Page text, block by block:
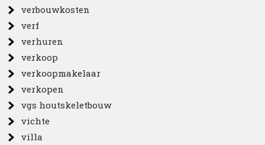
verbouwkosten
verf
verhuren
verkoop
verkoopmakelaar
verkopen
vgs houtskeletbouw
vichte
villa